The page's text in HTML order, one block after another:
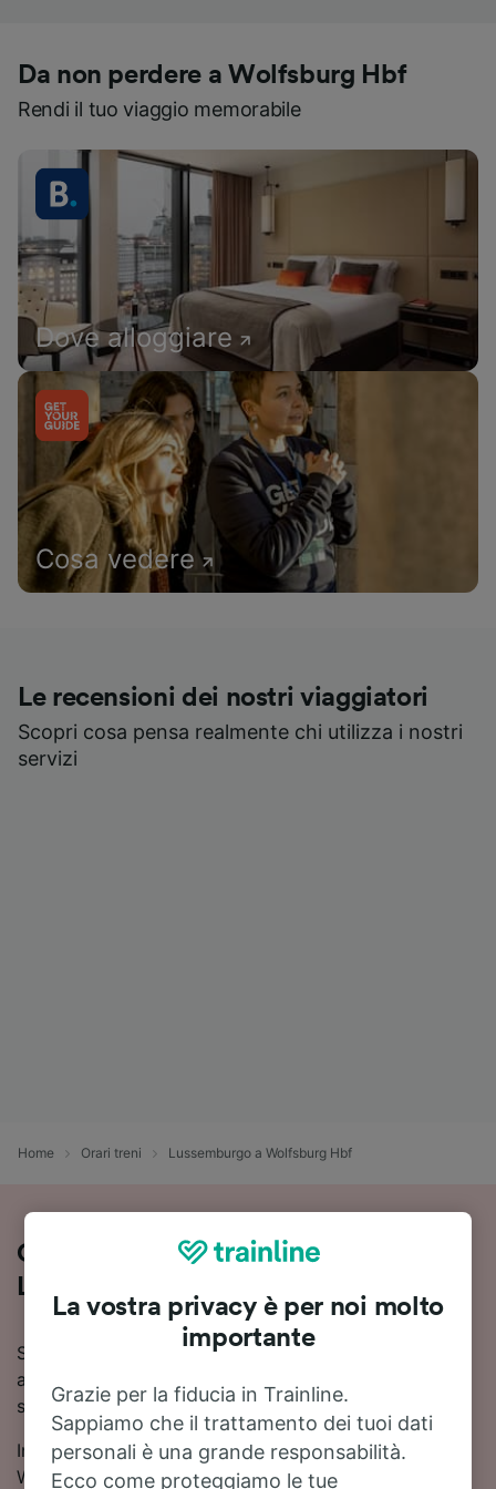
Da non perdere a Wolfsburg Hbf
Rendi il tuo viaggio memorabile
Dove alloggiare
Cosa vedere
Le recensioni dei nostri viaggiatori
Scopri cosa pensa realmente chi utilizza i nostri
servizi
Home Orari treni Lussemburgo a Wolfsburg Hbf
Come viaggiare in treno da
Lussemburgo a Wolfsburg Hbf
Stai pianificando un viaggio in treno da Lussemburgo
a Wolfsburg Hbf? Consulta orari aggiornati, prezzi e
soluzioni di viaggio in un unico posto.
In media, per viaggiare in treno da Lussemburgo a
Wolfsburg Hbf ci metti circa 8 ore 24 minuti. La tratta
La vostra privacy è per noi molto
importante
Grazie per la fiducia in Trainline.
Sappiamo che il trattamento dei tuoi dati
personali è una grande responsabilità.
Ecco come proteggiamo le tue